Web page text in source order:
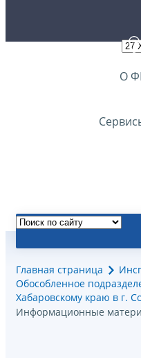
О
Главная страница
Обособленное
Хабаровскому краю в г.
Информационные